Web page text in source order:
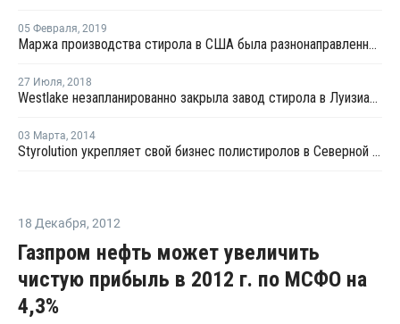
05 Февраля, 2019
Маржа производства стирола в США была разнонаправленной в январе
27 Июля, 2018
Westlake незапланированно закрыла завод стирола в Луизиане
03 Марта, 2014
Styrolution укрепляет свой бизнес полистиролов в Северной Америке
18 Декабря, 2012
Газпром нефть может увеличить
чистую прибыль в 2012 г. по МСФО на
4,3%